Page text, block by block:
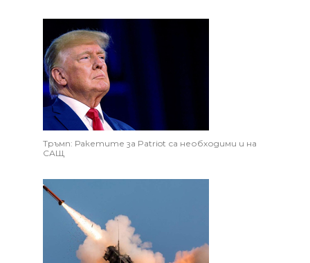
Тръмп: Ракетите за Patriot са необходими и на
САЩ